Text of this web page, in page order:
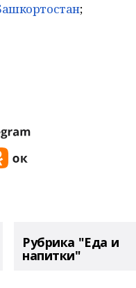
;
Рубрика "Еда и
напитки"